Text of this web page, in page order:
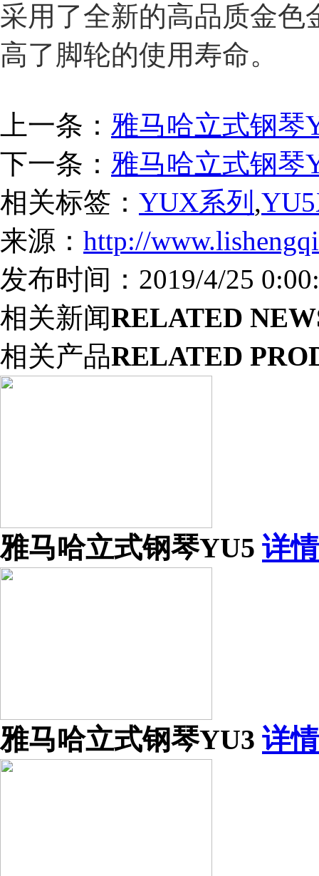
采用了全新的高品质金色
高了脚轮的使用寿命。
上一条： 雅马哈立式钢琴
下一条： 雅马哈立式钢琴
相关标签： YUX系列 ,
来源： http://
发布时间：2019/4/25
相关新闻RELATED
相关产品RELATED
雅马哈立式钢琴YU5 详情
雅马哈立式钢琴YU3 详情